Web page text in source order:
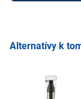
Alternatívy k